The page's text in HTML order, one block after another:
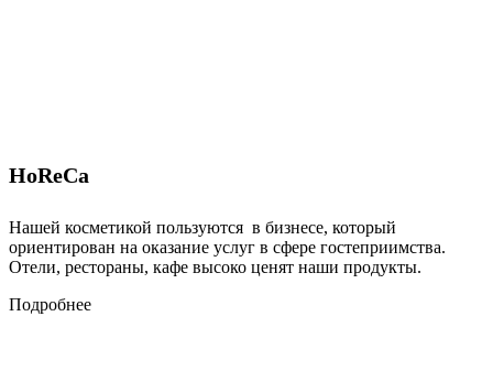
HoReCa
Нашей косметикой пользуются в бизнесе, который
ориентирован на оказание услуг в сфере гостеприимства.
Отели, рестораны, кафе высоко ценят наши продукты.
Подробнее